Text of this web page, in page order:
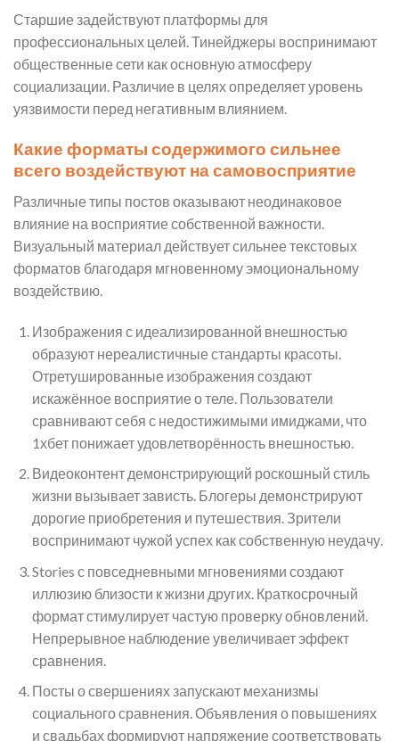
Старшие задействуют платформы для
профессиональных целей. Тинейджеры воспринимают
общественные сети как основную атмосферу
социализации. Различие в целях определяет уровень
уязвимости перед негативным влиянием.
Какие форматы содержимого сильнее
всего воздействуют на самовосприятие
Различные типы постов оказывают неодинаковое
влияние на восприятие собственной важности.
Визуальный материал действует сильнее текстовых
форматов благодаря мгновенному эмоциональному
воздействию.
Изображения с идеализированной внешностью
образуют нереалистичные стандарты красоты.
Отретушированные изображения создают
искажённое восприятие о теле. Пользователи
сравнивают себя с недостижимыми имиджами, что
1хбет понижает удовлетворённость внешностью.
Видеоконтент демонстрирующий роскошный стиль
жизни вызывает зависть. Блогеры демонстрируют
дорогие приобретения и путешествия. Зрители
воспринимают чужой успех как собственную неудачу.
Stories с повседневными мгновениями создают
иллюзию близости к жизни других. Краткосрочный
формат стимулирует частую проверку обновлений.
Непрерывное наблюдение увеличивает эффект
сравнения.
Посты о свершениях запускают механизмы
социального сравнения. Объявления о повышениях
и свадьбах формируют напряжение соответствовать